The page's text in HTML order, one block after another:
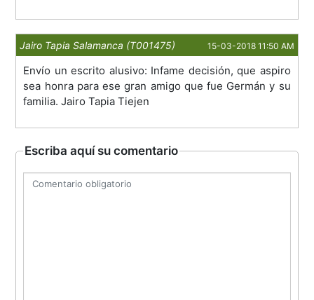
Jairo Tapia Salamanca (T001475) 15-03-2018 11:50 AM
Envío un escrito alusivo: Infame decisión, que aspiro
sea honra para ese gran amigo que fue Germán y su
familia. Jairo Tapia Tiejen
Escriba aquí su comentario